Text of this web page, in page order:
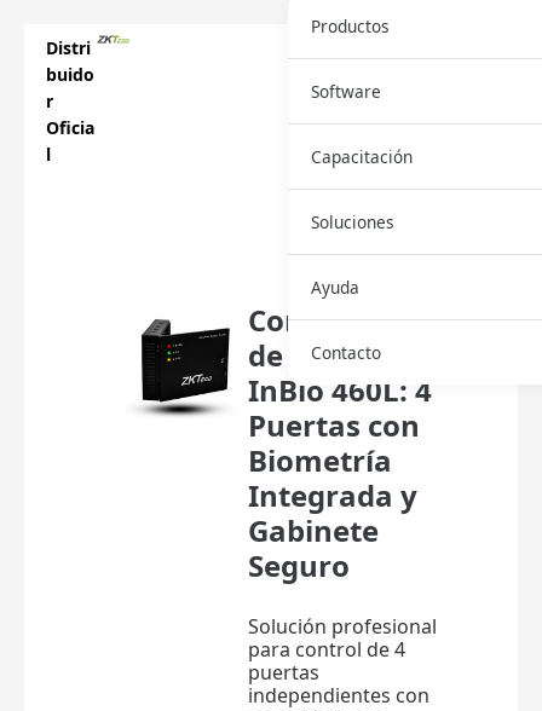
Distri
buido
r
Oficia
l
Controlador
de Acceso
InBio 460L: 4
Puertas con
Biometría
Integrada y
Gabinete
Seguro
Solución profesional
para control de 4
puertas
independientes con
Productos
Software
Capacitación
Soluciones
Ayuda
Contacto